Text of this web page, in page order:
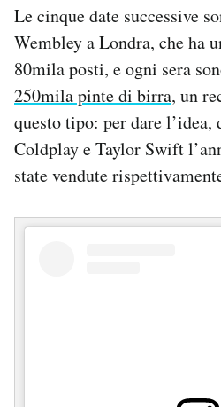
Le cinque date successive
Wembley a Londra, che ha
80mila posti, e ogni sera
250mila pinte di birra, un
questo tipo: per dare
Coldplay e Taylor Swift
state vendute